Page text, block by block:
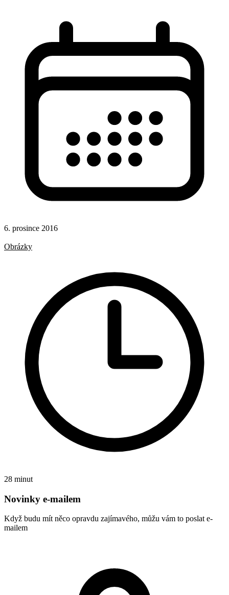
6. prosince 2016
Obrázky
28 minut
Novinky e-mailem
Když budu mít něco opravdu zajímavého, můžu vám to poslat e-
mailem